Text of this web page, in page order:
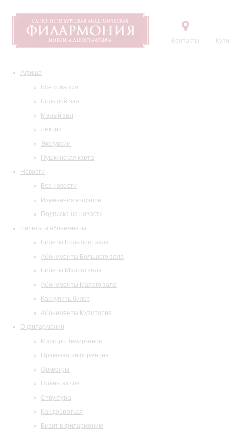
Контакты
Афиша
Все события
Большой зал
Малый зал
Лекции
Экскурсии
Пушкинская карта
Новости
Все новости
Изменения в афише
Подписка на новости
Билеты и абонементы
Билеты Большого зала
Абонементы Большого зала
Билеты Малого зала
Абонементы Малого зала
Как купить билет
Абонементы Музитория
О филармонии
Маэстро Темирканов
Правовая информация
Оркестры
Планы залов
Структура
Как добраться
Визит в филармонию